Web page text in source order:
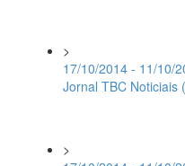
>
17/10/2014 - 11/10/
Jornal TBC Noticiais
>